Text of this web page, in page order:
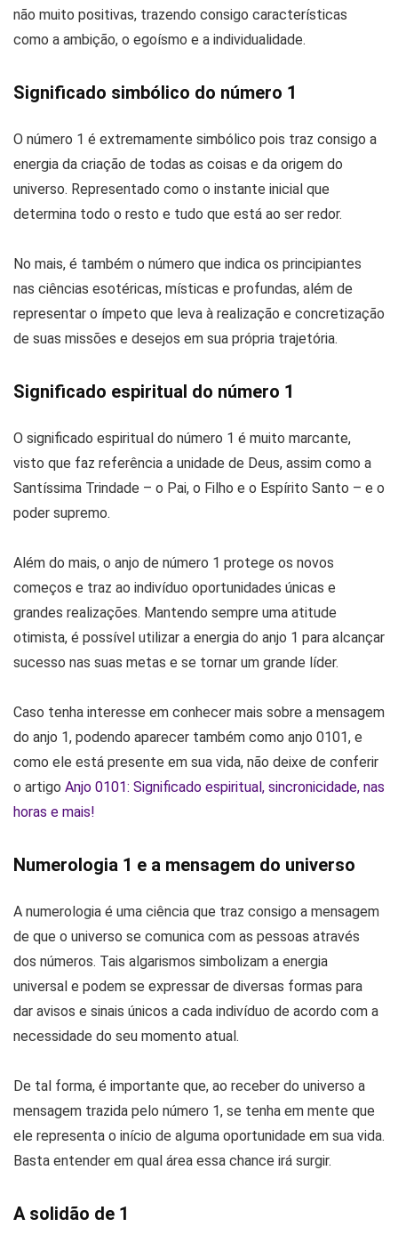
não muito positivas, trazendo consigo características
como a ambição, o egoísmo e a individualidade.
Significado simbólico do número 1
O número 1 é extremamente simbólico pois traz consigo a
energia da criação de todas as coisas e da origem do
universo. Representado como o instante inicial que
determina todo o resto e tudo que está ao ser redor.
No mais, é também o número que indica os principiantes
nas ciências esotéricas, místicas e profundas, além de
representar o ímpeto que leva à realização e concretização
de suas missões e desejos em sua própria trajetória.
Significado espiritual do número 1
O significado espiritual do número 1 é muito marcante,
visto que faz referência a unidade de Deus, assim como a
Santíssima Trindade – o Pai, o Filho e o Espírito Santo – e o
poder supremo.
Além do mais, o anjo de número 1 protege os novos
começos e traz ao indivíduo oportunidades únicas e
grandes realizações. Mantendo sempre uma atitude
otimista, é possível utilizar a energia do anjo 1 para alcançar
sucesso nas suas metas e se tornar um grande líder.
Caso tenha interesse em conhecer mais sobre a mensagem
do anjo 1, podendo aparecer também como anjo 0101, e
como ele está presente em sua vida, não deixe de conferir
o artigo Anjo 0101: Significado espiritual, sincronicidade, nas
horas e mais!
Numerologia 1 e a mensagem do universo
A numerologia é uma ciência que traz consigo a mensagem
de que o universo se comunica com as pessoas através
dos números. Tais algarismos simbolizam a energia
universal e podem se expressar de diversas formas para
dar avisos e sinais únicos a cada indivíduo de acordo com a
necessidade do seu momento atual.
De tal forma, é importante que, ao receber do universo a
mensagem trazida pelo número 1, se tenha em mente que
ele representa o início de alguma oportunidade em sua vida.
Basta entender em qual área essa chance irá surgir.
A solidão de 1